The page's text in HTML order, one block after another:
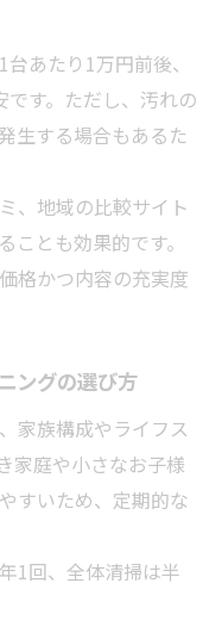
あたり1万円前後、
す。ただし、汚れの
生する場合もあるた
、地域の比較サイト
ことも効果的です。
格かつ内容の充実度
ングの選び方
家族構成やライフス
家庭や小さなお子様
すいため、定期的な
1回、全体清掃は半